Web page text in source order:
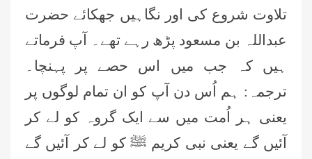
تلاوت شروع کی اور نگاہیں جھکائے حضرت
عبداللہ بن مسعود پڑھ رہے تھے۔ آپ فرماتے
ہیں کہ جب میں اس حصے پر پہنچا۔
ترجمہ: ہم اُس دن آپ کو ان تمام لوگوں پر
یعنی ہر اُمت میں سے ایک گروہ کو لے کر
آئیں گے یعنی نبی کریم ﷺ کو لے کر آئیں گے